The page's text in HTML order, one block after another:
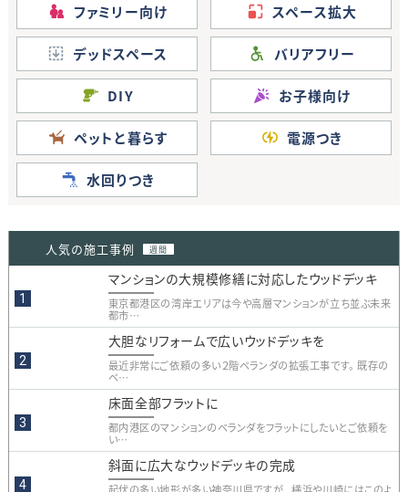
ファミリー向け スペース拡大
デッドスペース バリアフリー
DIY お子様向け
ペットと暮らす 電源つき
水回りつき
人気の施工事例 週間
マンションの大規模修繕に対応したウッドデッキ
東京都港区の湾岸エリアは今や高層マンションが立ち並ぶ未来
都市…
大胆なリフォームで広いウッドデッキを
最近非常にご依頼の多い２階ベランダの拡張工事です。 既存の
ベ…
床面全部フラットに
都内港区のマンションのベランダをフラットにしたいとご依頼を
い…
斜面に広大なウッドデッキの完成